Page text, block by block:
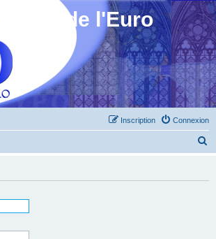
Amis de l'Euro
Connexion
Inscription